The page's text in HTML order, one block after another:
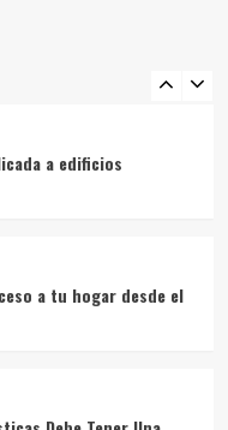
a edificios
a tu hogar desde el